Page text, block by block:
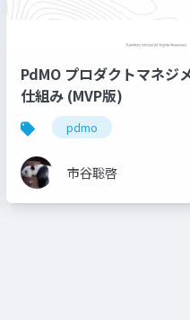
PdMO プロダクトマネジ
仕組み (MVP版)
pdmo
市谷聡啓